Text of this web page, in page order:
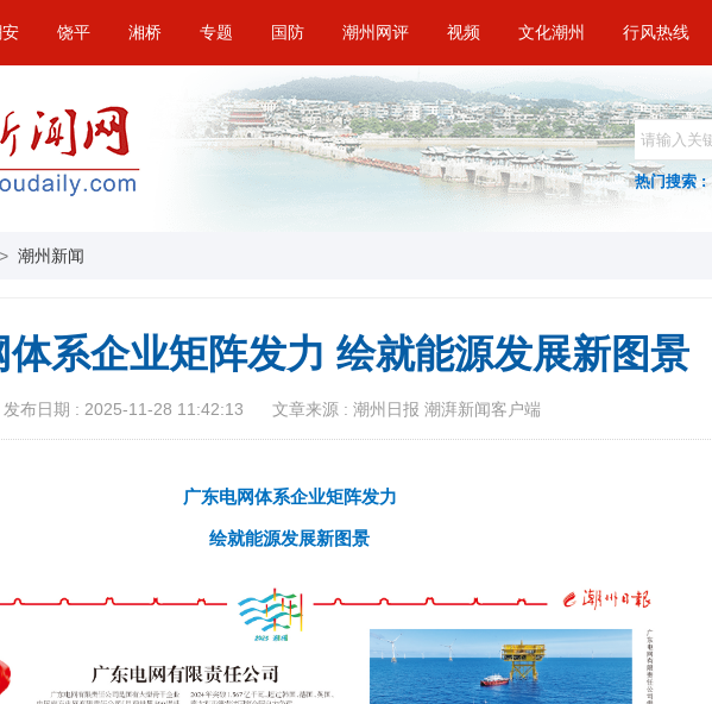
饶平 湘桥 专题 国防 潮州网评 视频 文化潮州 行风热线
热门搜索 :
潮州新闻
体系企业矩阵发力 绘就能源发展新图景
发布日期 : 2025-11-28 11:42:13 文章来源 : 潮州日报 潮湃新闻客户端
广东电网体系企业矩阵发力
绘就能源发展新图景